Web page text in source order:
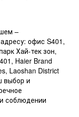
–
офис S401,
Хай-тек зон,
Haier Brand
Laoshan District
выбор и
соблюдении